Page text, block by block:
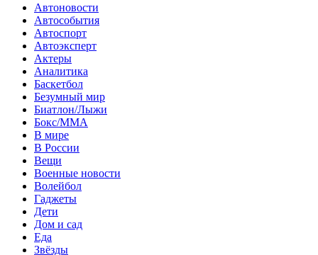
Автоновости
Автособытия
Автоспорт
Автоэксперт
Актеры
Аналитика
Баскетбол
Безумный мир
Биатлон/Лыжи
Бокс/MMA
В мире
В России
Вещи
Военные новости
Волейбол
Гаджеты
Дети
Дом и сад
Еда
Звёзды